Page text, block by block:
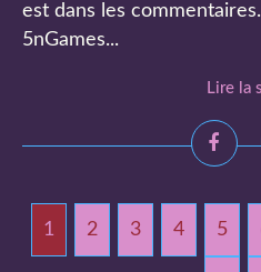
est dans les
5nGames...
Lire la
1 2 3 4 5